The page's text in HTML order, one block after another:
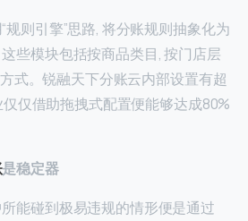
则引擎”思路, 将分账规则抽象化为
些模块包括按商品类目, 按门店层
式。锐融天下分账云内部设置有超
仅借助拖拽式配置便能够达成80%
是稳定器
能碰到极易违规的情形便是通过